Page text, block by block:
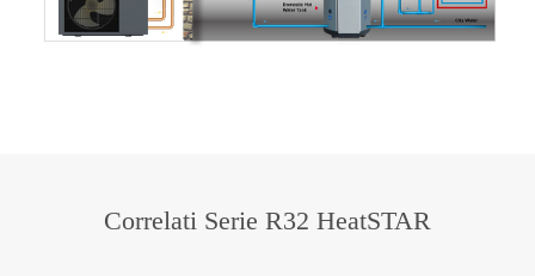
Correlati Serie R32 HeatSTAR